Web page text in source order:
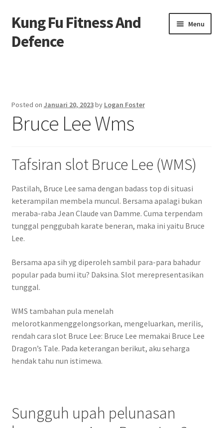
Skip
to
navigation
Skip
to
content
Kung Fu Fitness And
Defence
Menu
Contact us
Posted on Januari 20, 2023by Logan Foster
Bruce Lee Wms
Tafsiran slot Bruce Lee (WMS)
Pastilah, Bruce Lee sama dengan badass top di situasi
keterampilan membela muncul. Bersama apalagi bukan
meraba-raba Jean Claude van Damme. Cuma terpendam
tunggal penggubah karate beneran, maka ini yaitu Bruce
Lee.
Bersama apa sih yg diperoleh sambil para-para bahadur
popular pada bumi itu? Daksina. Slot merepresentasikan
tunggal.
WMS tambahan pula menelah
melorotkanmenggelongsorkan, mengeluarkan, merilis,
rendah cara slot Bruce Lee: Bruce Lee memakai Bruce Lee
Dragon’s Tale. Pada keterangan berikut, aku seharga
hendak tahu nun istimewa.
Sungguh upah pelunasan